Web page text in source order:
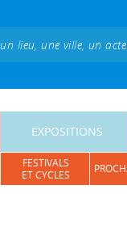
EXPOSITIONS
FESTIVALS
ET CYCLES